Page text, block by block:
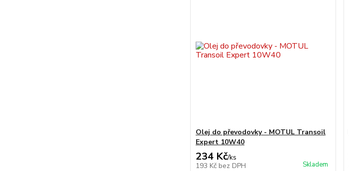
Olej do převodovky - MOTUL Transoil
Expert 10W40
234 Kč/ks
193 Kč bez DPH Skladem